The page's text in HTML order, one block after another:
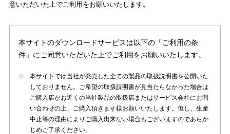
意いただいた上でご利用をお願いいたします。
本サイトのダウンロードサービスは以下の「ご利用の条
件」にご同意いただいた上でご利用をお願いいたします。
本サイトでは当社が発売した全ての製品の取扱説明書を公開いた
しておりません。ご希望の取扱説明書が見当たらなかった場合は
ご購入店かお近くの当社製品の取扱店またはサービス会社にお問
い合わせの上、ご購入頂きます様お願いいたします。但し、生産
中止等の理由によりご購入出来ない場合もございますのであらか
じめご了承ください。